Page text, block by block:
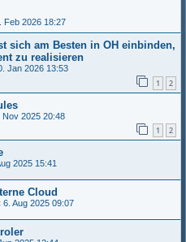
Feb 2026 18:27
sich am Besten in OH einbinden,
zu realisieren
Jan 2026 13:53
1 2
Nov 2025 20:48
1 2
2025 15:41
Cloud
6. Aug 2025 09:07